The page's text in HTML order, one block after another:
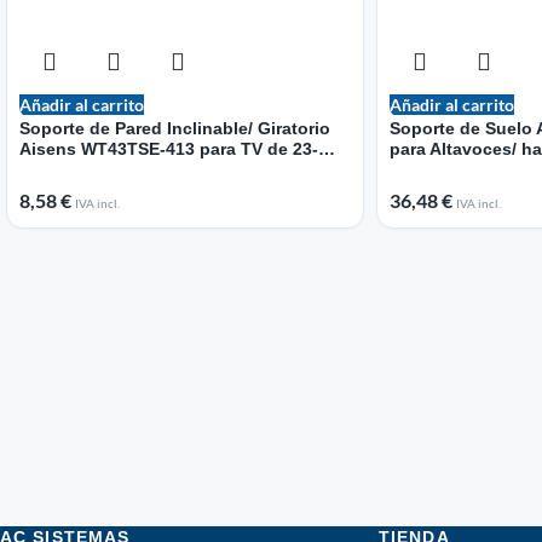
Añadir al carrito
Soporte de Pared Inclinable/ Giratorio
Aisens WT43TSE-413 para TV de 23-
8,58€ IVA incl.
Añadir al carrito
Soporte de Suelo
para Altavoces/
36,48€ IVA incl.
AC SISTEMAS TIENDA